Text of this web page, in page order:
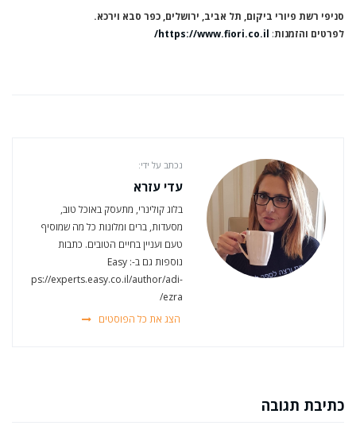
סניפי רשת פיורי ביקום, תל אביב, ירושלים, כפר סבא וירכא.
לפרטים והזמנות:
https://www.fiori.co.il/
נכתב על ידי:
עדי עזרא
בלוג קולינרי, מתעסק באוכל טוב,
מסעדות, ברים ומלונות כל מה שמוסיף
טעם ועניין בחיים הטובים. כתבות
נוספות גם ב-Easy :
https://experts.easy.co.il/author/adi-
ezra/
הצג את כל הפוסטים
כתיבת תגובה